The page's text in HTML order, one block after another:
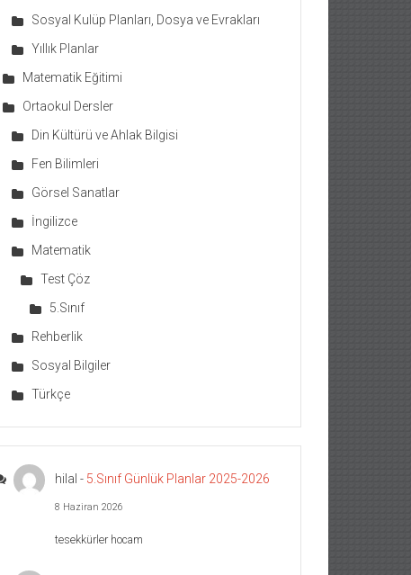
Sosyal Kulüp Planları, Dosya ve Evrakları
Yıllık Planlar
Matematik Eğitimi
Ortaokul Dersler
Din Kültürü ve Ahlak Bilgisi
Fen Bilimleri
Görsel Sanatlar
İngilizce
Matematik
Test Çöz
5.Sınıf
Rehberlik
Sosyal Bilgiler
Türkçe
hilal - 5.Sınıf Günlük Planlar 2025-2026
8 Haziran 2026
tesekkürler hocam